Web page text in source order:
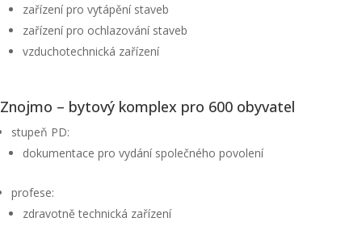
zařízení pro vytápění staveb
zařízení pro ochlazování staveb
vzduchotechnická zařízení
Znojmo – bytový komplex pro 600 obyvatel
stupeň PD:
dokumentace pro vydání společného povolení
profese:
zdravotně technická zařízení